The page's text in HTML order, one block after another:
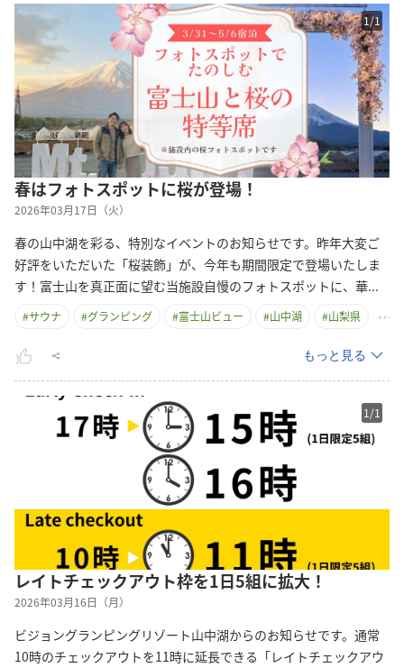
1/1
春はフォトスポットに桜が登場！
2026年03月17日（火）
春の山中湖を彩る、特別なイベントのお知らせです。昨年大変ご
好評をいただいた「桜装飾」が、今年も期間限定で登場いたしま
す！富士山を真正面に望む当施設自慢のフォトスポットに、 華...
#サウナ #グランピング #富士山ビュー #山中湖 #山梨県
もっと見る
1 /1
レイトチェックアウト枠を1日5組に拡大！
2026年03月16日（月）
ビジョングランピングリゾート山中湖からのお知らせです。通常
10時のチェックアウトを11時に延長できる「レイトチェックアウ